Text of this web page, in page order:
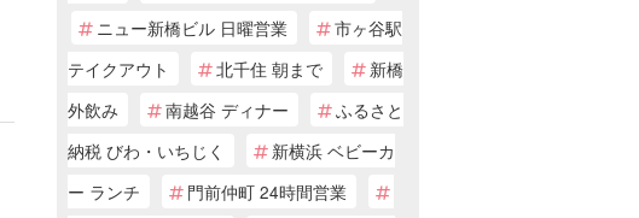
ニュー新橋ビル 日曜営業
市ヶ谷駅
テイクアウト
北千住 朝まで
新橋
外飲み
南越谷 ディナー
ふるさと
納税 びわ・いちじく
新横浜 ベビーカ
ー ランチ
門前仲町 24時間営業